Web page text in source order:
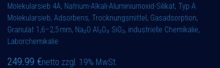
Molekularsieb 4A, Natrium-Alkali-Aluminiumoxid-Silikat, Typ A
Molekularsieb, Adsorbens, Trocknungsmittel, Gasadsorption,
Granulat 1,6–2,5 mm, Na₂O Al₂O₃ SiO₂, industrielle Chemikalie,
Laborchemikalie
249.99 €netto zzgl. 19% MwSt.